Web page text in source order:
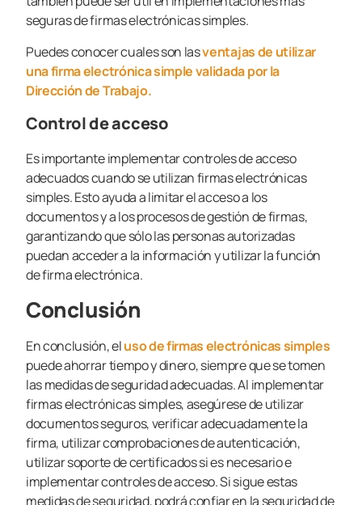
seguras de firmas electrónicas simples.
Puedes conocer cuales son lasventajas de utilizar
una firma electrónica simple validada por la
Dirección de Trabajo.
Control de acceso
Es importante implementar controles de acceso
adecuados cuando se utilizan firmas electrónicas
simples. Esto ayuda a limitar el acceso a los
documentos y a los procesos de gestión de firmas,
garantizando que sólo las personas autorizadas
puedan acceder a la información y utilizar la función
de firma electrónica.
Conclusión
En conclusión, eluso de firmas electrónicas simples
puede ahorrar tiempo y dinero, siempre que se tomen
las medidas de seguridad adecuadas. Al implementar
firmas electrónicas simples, asegúrese de utilizar
documentos seguros, verificar adecuadamente la
firma, utilizar comprobaciones de autenticación,
utilizar soporte de certificados si es necesario e
implementar controles de acceso. Si sigue estas
medidas de seguridad, podrá confiar en la seguridad de